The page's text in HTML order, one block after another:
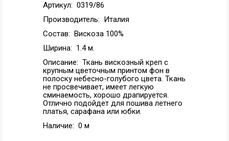
Артикул: 0319/86
Производитель: Италия
Состав: Вискоза 100%
Ширина: 1.4 м.
Описание: Ткань вискозный креп с
крупным цветочным принтом фон в
полоску небесно-голубого цвета. Ткань
не просвечивает, имеет легкую
сминаемость, хорошо драпируется.
Отлично подойдет для пошива летнего
платья, сарафана или юбки.
Наличие: 0 м